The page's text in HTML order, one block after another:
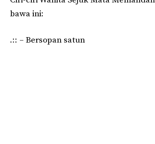
bawa ini:
.:: – Bersopan satun